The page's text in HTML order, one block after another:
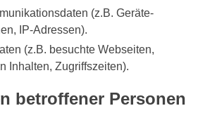
(z.B. Geräte-
IP-Adressen).
(z.B. besuchte Webseiten,
Inhalten, Zugriffszeiten).
betroffener Personen